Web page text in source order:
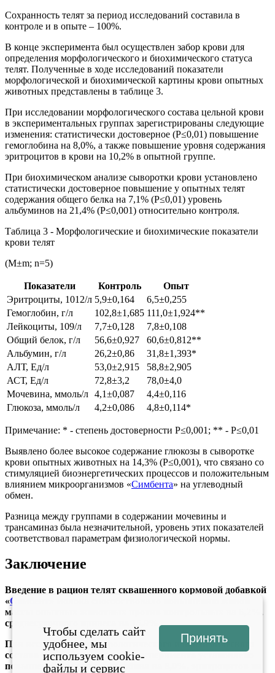
Сохранность телят за период исследований составила в
контроле и в опыте – 100%.
В конце эксперимента был осуществлен забор крови для
определения морфологического и биохимического статуса
телят. Полученные в ходе исследований показатели
морфологической и биохимической картины крови опытных
животных представлены в таблице 3.
При исследовании морфологического состава цельной крови
в экспериментальных группах зарегистрированы следующие
изменения: статистически достоверное (Р≤0,01) повышение
гемоглобина на 8,0%, а также повышение уровня содержания
эритроцитов в крови на 10,2% в опытной группе.
При биохимическом анализе сыворотки крови установлено
статистически достоверное повышение у опытных телят
содержания общего белка на 7,1% (Р≤0,01) уровень
альбуминов на 21,4% (Р≤0,001) относительно контроля.
Таблица 3 - Морфологические и биохимические показатели
крови телят
(M±m; n=5)
Показатели Контроль
Опыт
Эритроциты, 1012/л 5,9±0,164
6,5±0,255
Гемоглобин, г/л
102,8±1,685 111,0±1,924**
Лейкоциты, 109/л
7,7±0,128
7,8±0,108
Общий белок, г/л
56,6±0,927
60,6±0,812**
Альбумин, г/л
26,2±0,86
31,8±1,393*
АЛТ, Ед/л
53,0±2,915
58,8±2,905
АСТ, Ед/л
72,8±3,2
78,0±4,0
Мочевина, ммоль/л 4,1±0,087
4,4±0,116
Глюкоза, ммоль/л
4,2±0,086 4,8±0,114*
Примечание: * - степень достоверности Р≤0,001; ** - Р≤0,01
Выявлено более высокое содержание глюкозы в сыворотке
крови опытных животных на 14,3% (Р≤0,001), что связано со
стимуляцией биоэнергетических процессов и положительным
влиянием микроорганизмов «Симбента» на углеводный
обмен.
Разница между группами в содержании мочевины и
трансаминаз была незначительной, уровень этих показателей
соответствовал параметрам физиологической нормы.
Заключение
Введение в рацион телят сквашенного кормовой добавкой
«Симбент
массы опытных животных против контрольных на 6,2%,
среднесуточного привеса на 15,9%.
При исследовании морфологического и биохимического
состава крови телят в конце эксперимента установлено
повышение уровня гемоглобина на 8,0%, эритроцитов на
Чтобы сделать сайт
удобнее, мы
используем cookie-
файлы и сервис
Принять